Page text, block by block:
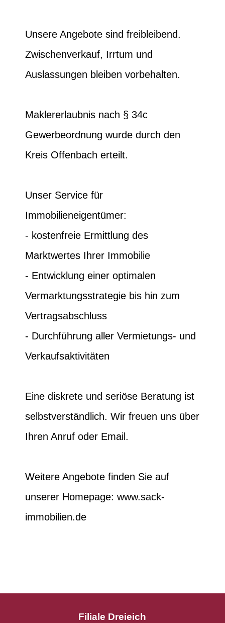
Unsere Angebote sind freibleibend.
Zwischenverkauf, Irrtum und
Auslassungen bleiben vorbehalten.
Maklererlaubnis nach § 34c
Gewerbeordnung wurde durch den
Kreis Offenbach erteilt.
Unser Service für
Immobilieneigentümer:
- kostenfreie Ermittlung des
Marktwertes Ihrer Immobilie
- Entwicklung einer optimalen
Vermarktungsstrategie bis hin zum
Vertragsabschluss
- Durchführung aller Vermietungs- und
Verkaufsaktivitäten
Eine diskrete und seriöse Beratung ist
selbstverständlich. Wir freuen uns über
Ihren Anruf oder Email.
Weitere Angebote finden Sie auf
unserer Homepage: www.sack-
immobilien.de
Filiale Dreieich